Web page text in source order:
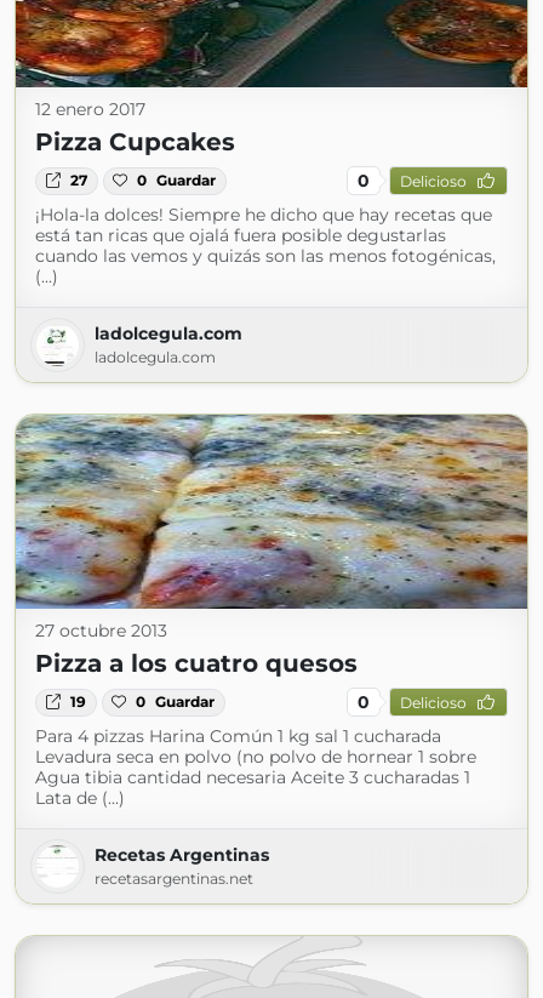
12 enero 2017
Pizza Cupcakes
27 0 Guardar 0 Delicioso
¡Hola-la dolces! Siempre he dicho que hay recetas que
está tan ricas que ojalá fuera posible degustarlas
cuando las vemos y quizás son las menos fotogénicas,
(...)
ladolcegula.com
ladolcegula.com
27 octubre 2013
Pizza a los cuatro quesos
19 0 Guardar 0 Delicioso
Para 4 pizzas Harina Común 1 kg sal 1 cucharada
Levadura seca en polvo (no polvo de hornear 1 sobre
Agua tibia cantidad necesaria Aceite 3 cucharadas 1
Lata de (...)
Recetas Argentinas
recetasargentinas.net